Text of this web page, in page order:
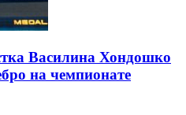
Василина Хондошко
на чемпионате